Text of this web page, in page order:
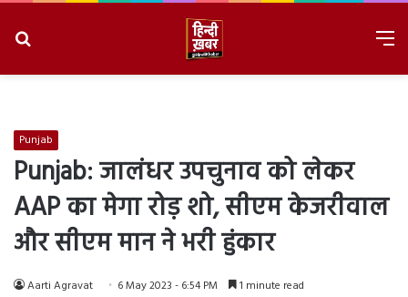
Punjab
Punjab: जालंधर उपचुनाव को लेकर
AAP का मेगा रोड़ शो, सीएम केजरीवाल
और सीएम मान ने भरी हुंकार
Aarti Agravat 6 May 2023 - 6:54 PM 1 minute read